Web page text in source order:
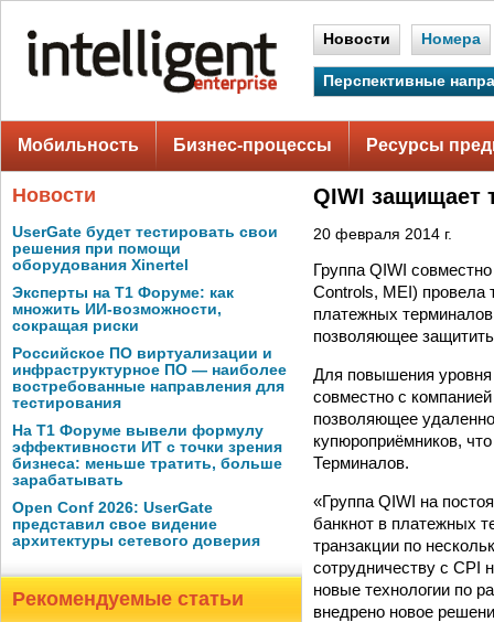
Новости Номера
Перспективные
Мобильность Бизнес-процессы Ресурсы
Новости
UserGate будет тестировать свои
решения при помощи
оборудования Xinertel
Эксперты на Т1 Форуме: как
множить ИИ-возможности,
сокращая риски
Российское ПО виртуализации и
инфраструктурное ПО — наиболее
востребованные направления для
тестирования
На Т1 Форуме вывели формулу
эффективности ИТ с точки зрения
бизнеса: меньше тратить, больше
зарабатывать
Open Conf 2026: UserGate
представил свое видение
архитектуры сетевого доверия
Рекомендуемые статьи
QIWI
20 февраля 2014 г.
Группа QIWI
Controls, MEI) провела
платежных
позволяющее
Для повышения
совместно с
позволяющее
купюроприёмников,
Терминалов.
«Группа QIWI на
банкнот в платежных
транзакции по
сотрудничеству с CPI
новые технологии по
внедрено новое